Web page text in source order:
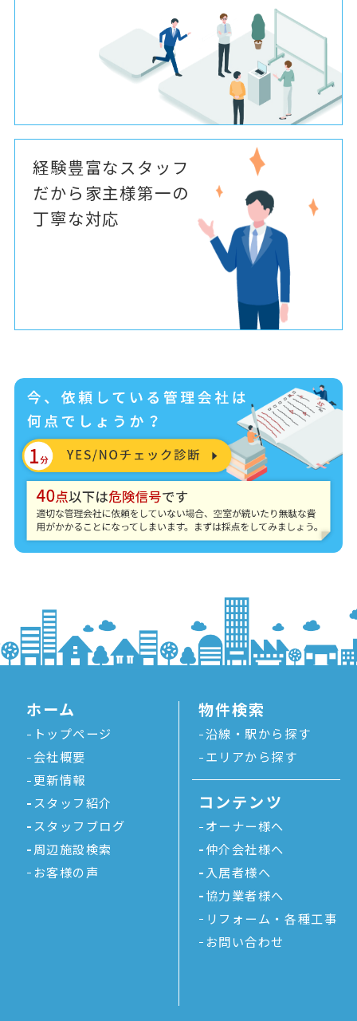
経験豊富なスタッフ
だから家主様第一の
丁寧な対応
ホーム
トップページ
会社概要
更新情報
スタッフ紹介
スタッフブログ
周辺施設検索
お客様の声
物件検索
沿線・駅から探す
エリアから探す
コンテンツ
オーナー様へ
仲介会社様へ
入居者様へ
協力業者様へ
リフォーム・各種工事
お問い合わせ